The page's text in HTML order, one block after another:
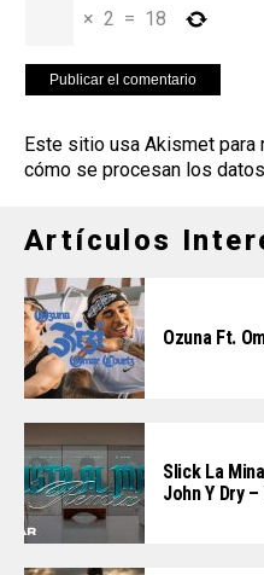
× 2 = 18
Este sitio usa Akismet para
cómo se procesan los
Artículos
Ozuna Ft.
Slick La
John Y Dry